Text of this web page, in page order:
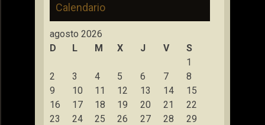
Calendario
agosto 2026
D
L M X J V
S
1
2
3 4 5 6 7
8
9
10 11 12 13 14
15
16
17 18 19 20 21
22
23
24 25 26 27 28
29